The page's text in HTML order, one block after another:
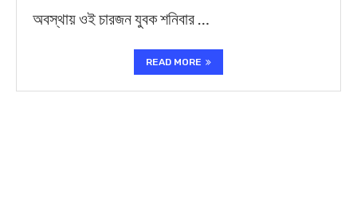
অবস্থায় ওই চারজন যুবক শনিবার …
READ MORE